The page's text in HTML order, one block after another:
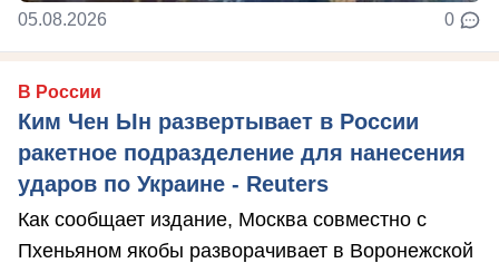
05.08.2026 0
В России
Ким Чен Ын развертывает в России
ракетное подразделение для нанесения
ударов по Украине - Reuters
Как сообщает издание, Москва совместно с
Пхеньяном якобы разворачивает в Воронежской